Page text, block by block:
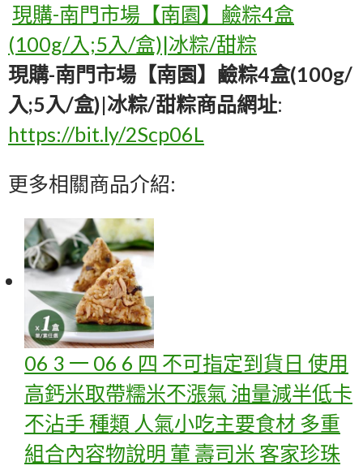
現購-南門市場【南園】鹼粽4盒
(100g/入;5入/盒)|冰粽/甜粽
現購-南門市場【南園】鹼粽4盒(100g/
入;5入/盒)|冰粽/甜粽商品網址:
https://bit.ly/2Scp06L
更多相關商品介紹:
06 3 一 06 6 四 不可指定到貨日 使用
高鈣米取帶糯米不漲氣 油量減半低卡
不沾手 種類 人氣小吃主要食材 多重
組合內容物說明 葷 壽司米 客家珍珠